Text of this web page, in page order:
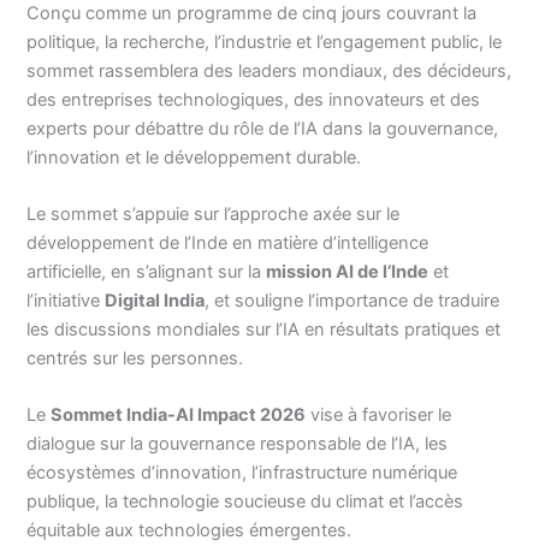
Conçu comme un programme de cinq jours couvrant la
politique, la recherche, l’industrie et l’engagement public, le
sommet rassemblera des leaders mondiaux, des décideurs,
des entreprises technologiques, des innovateurs et des
experts pour débattre du rôle de l’IA dans la gouvernance,
l’innovation et le développement durable.
Le sommet s’appuie sur l’approche axée sur le
développement de l’Inde en matière d’intelligence
artificielle, en s’alignant sur la mission AI de l’Inde et
l’initiative Digital India, et souligne l’importance de traduire
les discussions mondiales sur l’IA en résultats pratiques et
centrés sur les personnes.
LeSommet India-AI Impact 2026 vise à favoriser le
dialogue sur la gouvernance responsable de l’IA, les
écosystèmes d’innovation, l’infrastructure numérique
publique, la technologie soucieuse du climat et l’accès
équitable aux technologies émergentes.